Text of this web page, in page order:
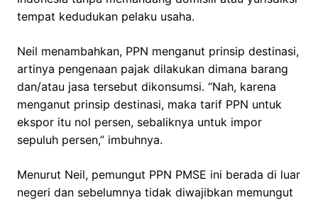
tempat kedudukan pelaku usaha.
Neil menambahkan, PPN menganut prinsip destinasi,
artinya pengenaan pajak dilakukan dimana barang
dan/atau jasa tersebut dikonsumsi. “Nah, karena
menganut prinsip destinasi, maka tarif PPN untuk
ekspor itu nol persen, sebaliknya untuk impor
sepuluh persen,” imbuhnya.
Menurut Neil, pemungut PPN PMSE ini berada di luar
negeri dan sebelumnya tidak diwajibkan memungut